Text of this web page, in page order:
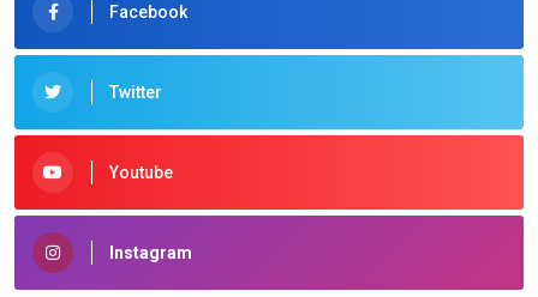
Facebook
Twitter
Youtube
Instagram